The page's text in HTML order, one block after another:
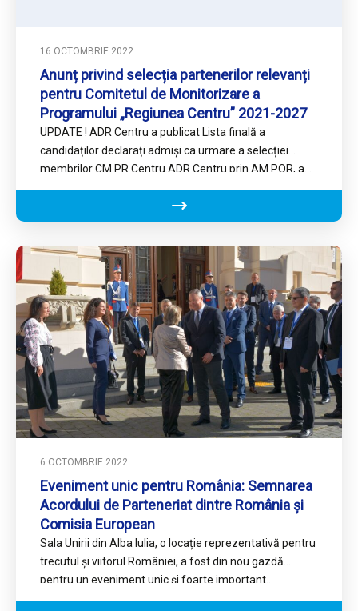
16 OCTOMBRIE 2022
Anunț privind selecția partenerilor relevanți
pentru Comitetul de Monitorizare a
Programului „Regiunea Centru” 2021-2027
UPDATE ! ADR Centru a publicat Lista finală a
candidaților declarați admiși ca urmare a selecției
membrilor CM PR Centru.ADR Centru prin AM POR, a…
6 OCTOMBRIE 2022
Eveniment unic pentru România: Semnarea
Acordului de Parteneriat dintre România și
Comisia European
Sala Unirii din Alba Iulia, o locație reprezentativă pentru
trecutul și viitorul României, a fost din nou gazdă
pentru un eveniment unic și foarte important…